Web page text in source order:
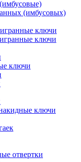
(имбусовых)
ключи
ключи
ключи
ключи
отвертки